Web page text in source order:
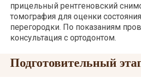
прицельный рентгеновский
томография для оценки
перегородки. По показаниям
консультация с ортодонтом.
Подготовительный